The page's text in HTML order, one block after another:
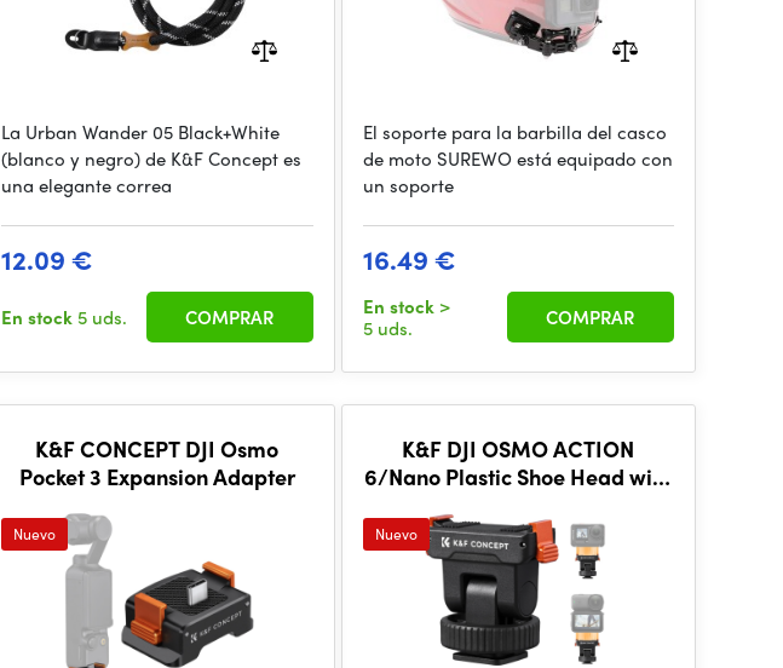
La Urban Wander 05 Black+White
(blanco y negro) de K&F Concept es
una elegante correa
12.09 €
En stock 5 uds. COMPRAR
El soporte para la barbilla del casco
de moto SUREWO está equipado con
un soporte
16.49 €
En stock >
5 uds.
COMPRAR
K&F CONCEPT DJI Osmo
Pocket 3 Expansion Adapter
Nuevo
K&F DJI OSMO ACTION
6/Nano Plastic Shoe Head with
Wrench Included
Nuevo